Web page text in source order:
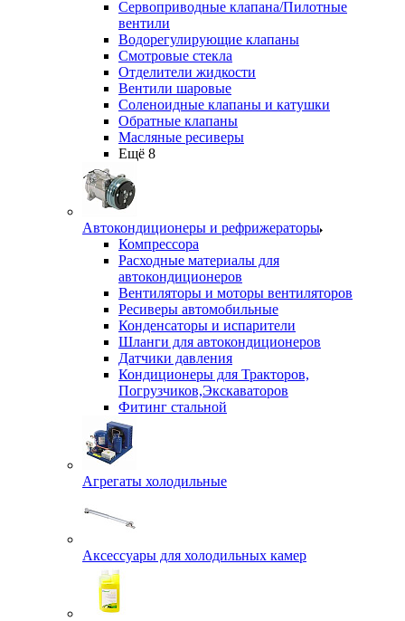
Сервоприводные клапана/Пилотные
вентили
Водорегулирующие клапаны
Смотровые стекла
Отделители жидкости
Вентили шаровые
Соленоидные клапаны и катушки
Обратные клапаны
Масляные ресиверы
Ещё 8
Автокондиционеры и рефрижераторы
Компрессора
Расходные материалы для
автокондиционеров
Вентиляторы и моторы вентиляторов
Ресиверы автомобильные
Конденсаторы и испарители
Шланги для автокондиционеров
Датчики давления
Кондиционеры для Тракторов,
Погрузчиков,Экскаваторов
Фитинг стальной
Агрегаты холодильные
Аксессуары для холодильных камер